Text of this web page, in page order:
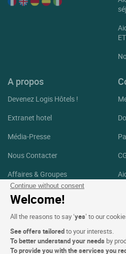
Continue without consent
Welcome!
All the reasons to say ‘yes’ to our
See offers tailoredto your interests.
To better understand your needs by
To provide you with the services you
A propos
Devenez Logis Hôtels !
Extranet hotel
Média-Presse
Nous Contacter
Affaires & Groupes
Logis Hôtels Recrute
Suivez-nous